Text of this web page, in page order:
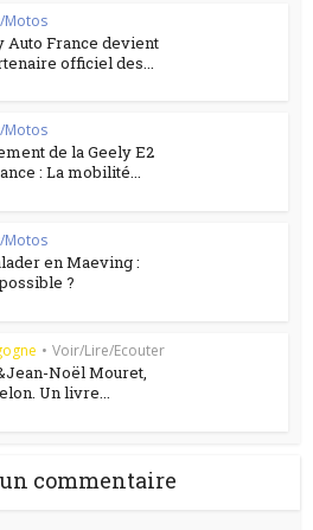
Motos
Auto France devient
officiel des...
Motos
de la Geely E2
: La mobilité...
Motos
en Maeving :
?
• Voir/Lire/Ecouter
Noël Mouret,
Un livre...
commentaire